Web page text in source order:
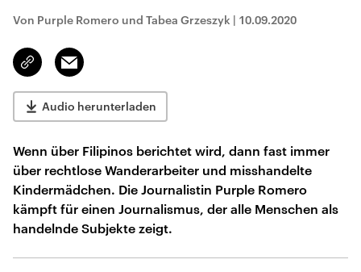
Von Purple Romero und Tabea Grzeszyk | 10.09.2020
Link
kopieren/teilen
Email
Audio herunterladen
Wenn über Filipinos berichtet wird, dann fast immer
über rechtlose Wanderarbeiter und misshandelte
Kindermädchen. Die Journalistin Purple Romero
kämpft für einen Journalismus, der alle Menschen als
handelnde Subjekte zeigt.